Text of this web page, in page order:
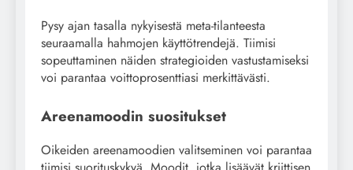
Pysy ajan tasalla nykyisestä meta-tilanteesta
seuraamalla hahmojen käyttötrendejä. Tiimisi
sopeuttaminen näiden strategioiden vastustamiseksi
voi parantaa voittoprosenttiasi merkittävästi.
Areenamoodin suositukset
Oikeiden areenamoodien valitseminen voi parantaa